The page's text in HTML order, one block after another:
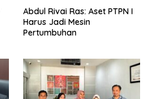
Abdul Rivai Ras: Aset PTPN I
Harus Jadi Mesin
Pertumbuhan